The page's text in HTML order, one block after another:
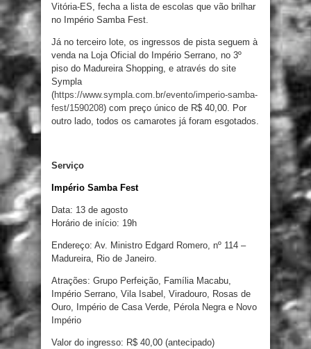
Vitória-ES, fecha a lista de escolas que vão brilhar
no Império Samba Fest.
Já no terceiro lote, os ingressos de pista seguem à
venda na Loja Oficial do Império Serrano, no 3º
piso do Madureira Shopping, e através do site
Sympla
(https://www.sympla.com.br/evento/imperio-samba-
fest/1590208) com preço único de R$ 40,00. Por
outro lado, todos os camarotes já foram esgotados.
Serviço
Império Samba Fest
Data: 13 de agosto
Horário de início: 19h
Endereço: Av. Ministro Edgard Romero, nº 114 –
Madureira, Rio de Janeiro.
Atrações: Grupo Perfeição, Família Macabu,
Império Serrano, Vila Isabel, Viradouro, Rosas de
Ouro, Império de Casa Verde, Pérola Negra e Novo
Império
Valor do ingresso: R$ 40,00 (antecipado)